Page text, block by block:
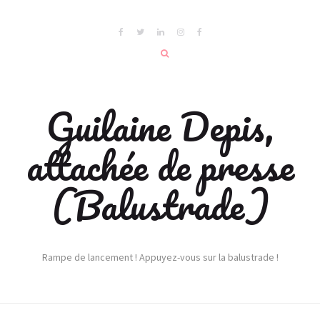
Guilaine Depis,
attachée de presse
(Balustrade)
Rampe de lancement ! Appuyez-vous sur la balustrade !